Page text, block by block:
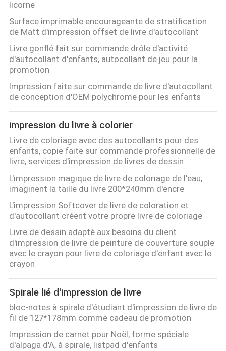
SITE
PRIVACY
POLICY
licorne
Surface imprimable encourageante de stratification
de Matt d'impression offset de livre d'autocollant
Livre gonflé fait sur commande drôle d'activité
d'autocollant d'enfants, autocollant de jeu pour la
promotion
Impression faite sur commande de livre d'autocollant
de conception d'OEM polychrome pour les enfants
impression du livre à colorier
Livre de coloriage avec des autocollants pour des
enfants, copie faite sur commande professionnelle de
livre, services d'impression de livres de dessin
L'impression magique de livre de coloriage de l'eau,
imaginent la taille du livre 200*240mm d'encre
L'impression Softcover de livre de coloration et
d'autocollant créent votre propre livre de coloriage
Livre de dessin adapté aux besoins du client
d'impression de livre de peinture de couverture souple
avec le crayon pour livre de coloriage d'enfant avec le
crayon
Spirale lié d'impression de livre
bloc-notes à spirale d'étudiant d'impression de livre de
fil de 127*178mm comme cadeau de promotion
Impression de carnet pour Noël, forme spéciale
d'alpaga d'A, à spirale, listpad d'enfants